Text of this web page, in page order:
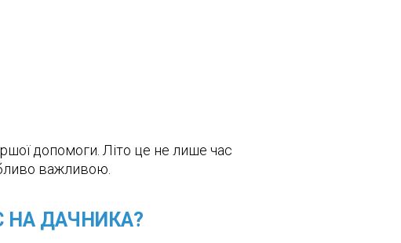
допомоги. Літо це не лише час
важливою.
НА ДАЧНИКА?